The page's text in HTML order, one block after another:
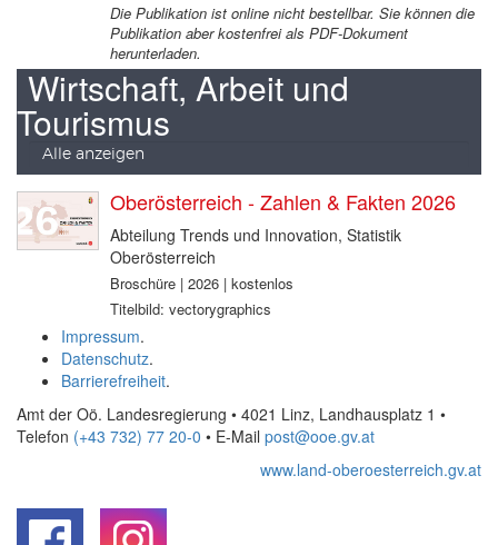
Die Publikation ist online nicht bestellbar. Sie können die
Publikation aber kostenfrei als PDF-Dokument
herunterladen.
Wirtschaft, Arbeit und
Tourismus
Alle anzeigen
Oberösterreich - Zahlen & Fakten 2026
Abteilung Trends und Innovation, Statistik
Oberösterreich
Broschüre | 2026 | kostenlos
Titelbild: vectorygraphics
Impressum.
Datenschutz.
Barrierefreiheit.
Amt der Oö. Landesregierung • 4021 Linz, Landhausplatz 1 •
Telefon (+43 732) 77 20-0 • E-Mail post@ooe.gv.at
www.land-oberoesterreich.gv.at